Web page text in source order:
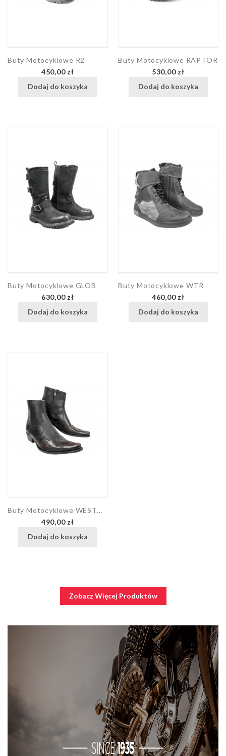
Buty Motocyklowe R2
Cena
450,00 zł
Dodaj do koszyka
Buty Motocyklowe RAPTOR
Cena
530,00 zł
Dodaj do koszyka
Buty Motocyklowe GLOB
Cena
630,00 zł
Dodaj do koszyka
Buty Motocyklowe WTR
Cena
460,00 zł
Dodaj do koszyka
Buty Motocyklowe WEST...
Cena
490,00 zł
Dodaj do koszyka
Zobacz Więcej Produktów